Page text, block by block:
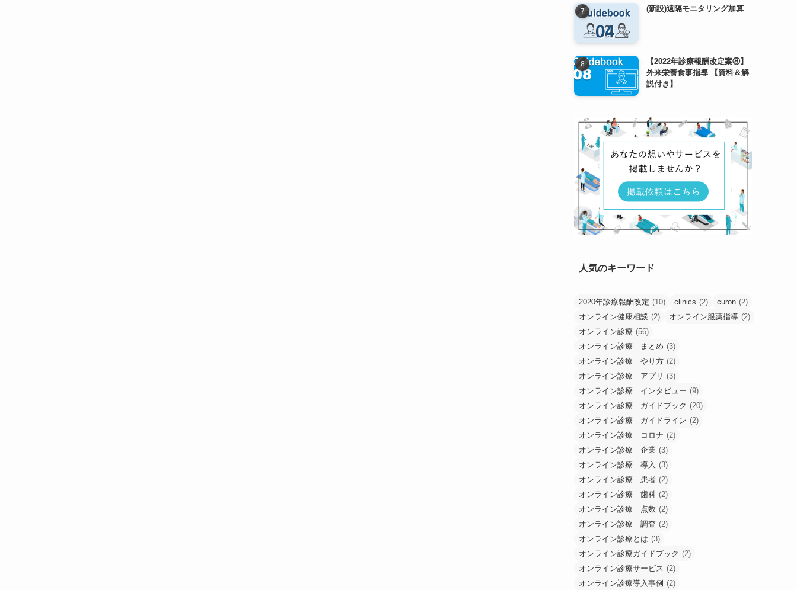
(新設)遠隔モニタリング加算
【2022年診療報酬改定案⑧】
外来栄養食事指導 【資料＆解
説付き】
人気のキーワード
2020年診療報酬改定 (10) clinics (2) curon (2)
オンライン健康相談 (2) オンライン服薬指導 (2)
オンライン診療 (56)
オンライン診療 まとめ (3)
オンライン診療 やり方 (2)
オンライン診療 アプリ (3)
オンライン診療 インタビュー (9)
オンライン診療 ガイドブック (20)
オンライン診療 ガイドライン (2)
オンライン診療 コロナ (2)
オンライン診療 企業 (3)
オンライン診療 導入 (3)
オンライン診療 患者 (2)
オンライン診療 歯科 (2)
オンライン診療 点数 (2)
オンライン診療 調査 (2)
オンライン診療とは (3)
オンライン診療ガイドブック (2)
オンライン診療サービス (2)
オンライン診療導入事例 (2)